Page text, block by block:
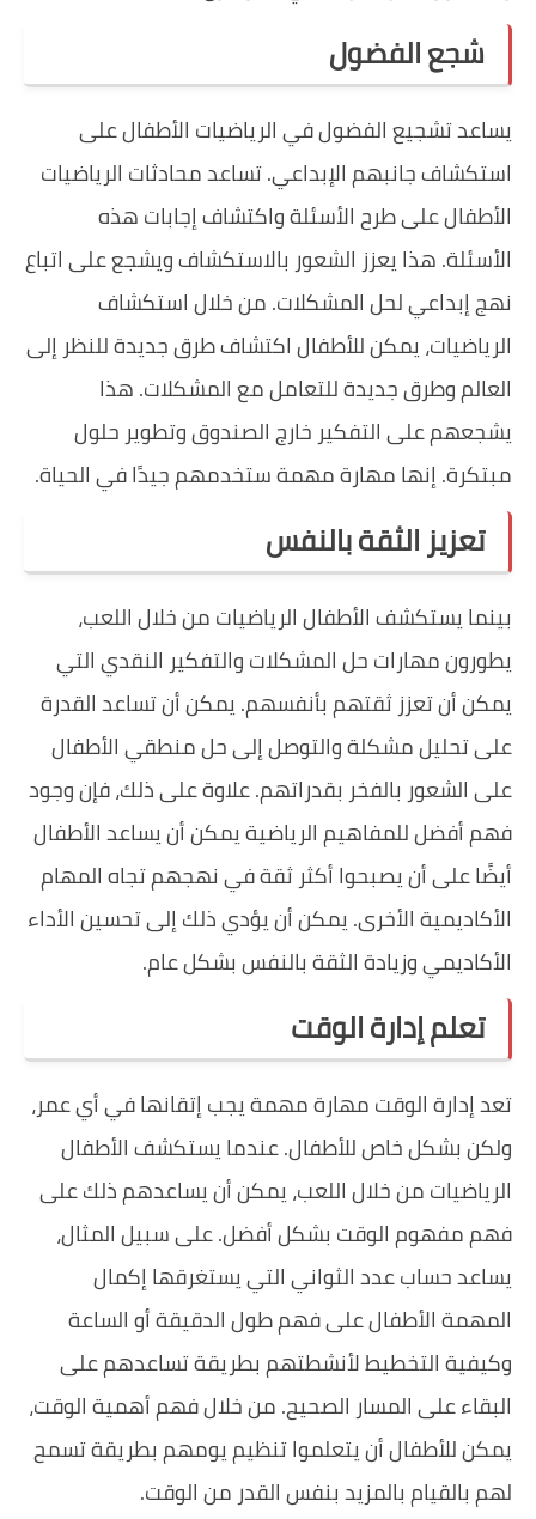
شجع الفضول
يساعد تشجيع الفضول في الرياضيات الأطفال على
استكشاف جانبهم الإبداعي. تساعد محادثات الرياضيات
الأطفال على طرح الأسئلة واكتشاف إجابات هذه
الأسئلة. هذا يعزز الشعور بالاستكشاف ويشجع على اتباع
نهج إبداعي لحل المشكلات. من خلال استكشاف
الرياضيات، يمكن للأطفال اكتشاف طرق جديدة للنظر إلى
العالم وطرق جديدة للتعامل مع المشكلات. هذا
يشجعهم على التفكير خارج الصندوق وتطوير حلول
مبتكرة. إنها مهارة مهمة ستخدمهم جيدًا في الحياة.
تعزيز الثقة بالنفس
بينما يستكشف الأطفال الرياضيات من خلال اللعب،
يطورون مهارات حل المشكلات والتفكير النقدي التي
يمكن أن تعزز ثقتهم بأنفسهم. يمكن أن تساعد القدرة
على تحليل مشكلة والتوصل إلى حل منطقي الأطفال
على الشعور بالفخر بقدراتهم. علاوة على ذلك، فإن وجود
فهم أفضل للمفاهيم الرياضية يمكن أن يساعد الأطفال
أيضًا على أن يصبحوا أكثر ثقة في نهجهم تجاه المهام
الأكاديمية الأخرى. يمكن أن يؤدي ذلك إلى تحسين الأداء
الأكاديمي وزيادة الثقة بالنفس بشكل عام.
تعلم إدارة الوقت
تعد إدارة الوقت مهارة مهمة يجب إتقانها في أي عمر،
ولكن بشكل خاص للأطفال. عندما يستكشف الأطفال
الرياضيات من خلال اللعب، يمكن أن يساعدهم ذلك على
فهم مفهوم الوقت بشكل أفضل. على سبيل المثال،
يساعد حساب عدد الثواني التي يستغرقها إكمال
المهمة الأطفال على فهم طول الدقيقة أو الساعة
وكيفية التخطيط لأنشطتهم بطريقة تساعدهم على
البقاء على المسار الصحيح. من خلال فهم أهمية الوقت،
يمكن للأطفال أن يتعلموا تنظيم يومهم بطريقة تسمح
لهم بالقيام بالمزيد بنفس القدر من الوقت.